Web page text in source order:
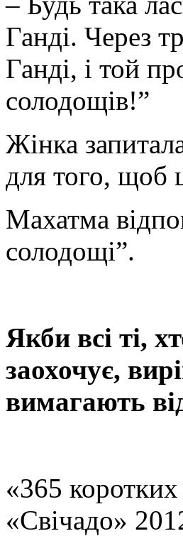
Ганді. Через
Ганді, і той
солодощів!”
Жінка
для того, щоб
Махатма
солодощі”.
Якби всі ті,
заохочує,
вимагають
«365
«Свічадо»